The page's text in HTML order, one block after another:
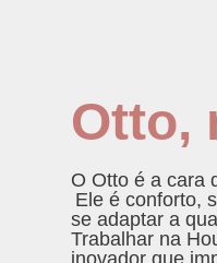
Otto,
O Otto é a cara
Ele é conforto,
se adaptar a
Trabalhar na
inovador que